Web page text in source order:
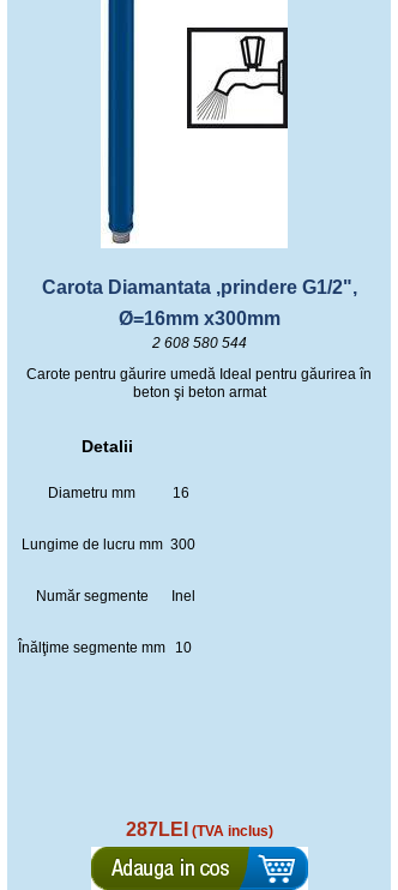
Carota Diamantata ,prindere G1/2",
Ø=16mm x300mm
2 608 580 544
Carote pentru găurire umedă Ideal pentru găurirea în
beton şi beton armat
Detalii
Diametru mm 16
Lungime de lucru mm 300
Număr segmente Inel
Înălţime segmente mm 10
287LEI (TVA inclus)